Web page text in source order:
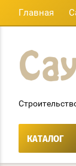
Главная
КАТАЛОГ